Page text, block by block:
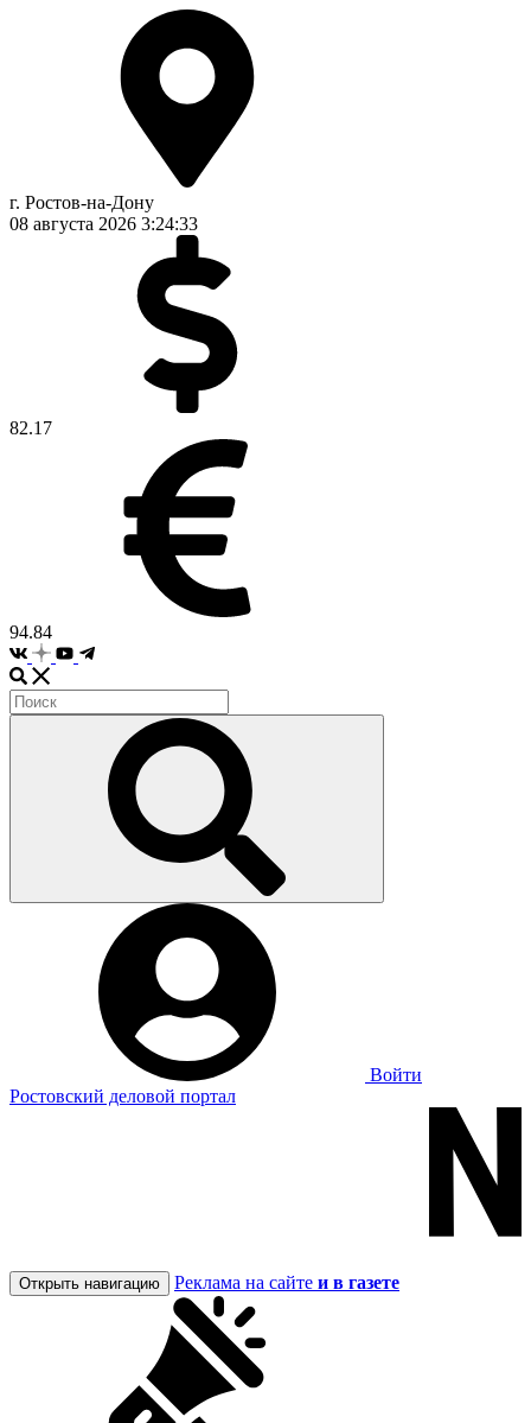
г. Ростов-на-Дону
08 августа 2026 3:24:34
82.17
94.84
Войти
Ростовский деловой портал
Открыть навигацию Реклама на сайте и в газете